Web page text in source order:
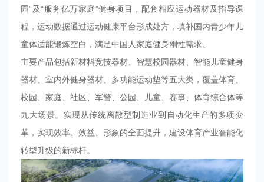
园”及“服务亿万家庭”健身项目，配套相应运动器材及指导课
程，运动数据通过运动健康平台形成处方，填补国内青少年儿
童体适能锻炼空白，满足中国人家庭健身刚性需求。
主要产品包括新材料竞技器材、智慧校园器材、智能儿童健身
器材、室内外健身器材、多功能运动垫等五大类，覆盖体育、
校园、家庭、社区、军警、公园、儿童、赛事、体育综合体等
九大场景。实现从传统离散型制造业到自动化生产的多项变
革，实现效率、效益、形象的全面提升，建设体育产业智能化
转型升级的新标杆。